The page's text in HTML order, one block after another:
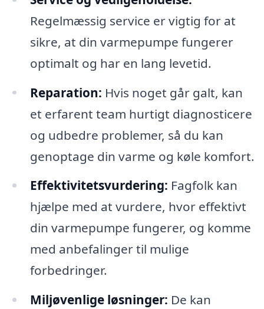
Regelmæssig service er vigtig for at
sikre, at din varmepumpe fungerer
optimalt og har en lang levetid.
Reparation: Hvis noget går galt, kan
et erfarent team hurtigt diagnosticere
og udbedre problemer, så du kan
genoptage din varme og køle komfort.
Effektivitetsvurdering: Fagfolk kan
hjælpe med at vurdere, hvor effektivt
din varmepumpe fungerer, og komme
med anbefalinger til mulige
forbedringer.
Miljøvenlige løsninger: De kan